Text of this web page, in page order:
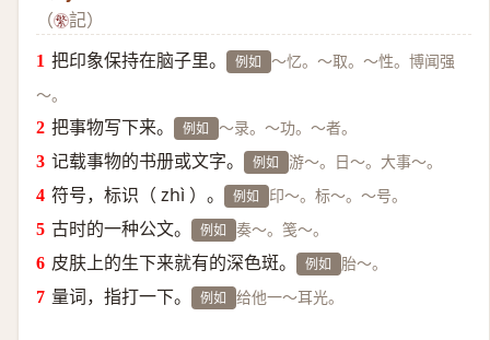
（
記）
把印象保持在脑子里。
例如 ～忆。～取。～性。博闻强
～。
把事物写下来。 例如 ～录。～功。～者。
记载事物的书册或文字。 例如 游～。日～。大事～。
符号，标识（ zhì ）。 例如 印～。标～。～号。
古时的一种公文。 例如 奏～。笺～。
皮肤上的生下来就有的深色斑。 例如 胎～。
量词，指打一下。 例如 给他一～耳光。